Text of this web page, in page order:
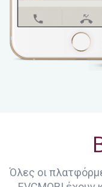
Όλες οι